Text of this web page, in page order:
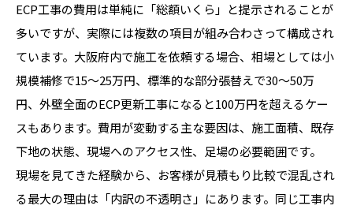
ECP工事の費用は単純に「総額いくら」と提示されることが
多いですが、実際には複数の項目が組み合わさって構成され
ています。大阪府内で施工を依頼する場合、相場としては小
規模補修で15〜25万円、標準的な部分張替えで30〜50万
円、外壁全面のECP更新工事になると100万円を超えるケー
スもあります。費用が変動する主な要因は、施工面積、既存
下地の状態、現場へのアクセス性、足場の必要範囲です。
現場を見てきた経験から、お客様が見積もり比較で混乱され
る最大の理由は「内訳の不透明さ」にあります。同じ工事内